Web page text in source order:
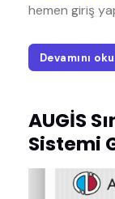
hemen giriş
Devamını oku
AUGİS
Sistemi